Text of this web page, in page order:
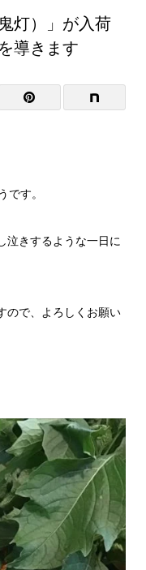
灯）」が入荷
導きます
です。
泣きするような一日に
ので、よろしくお願い